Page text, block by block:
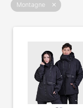
Montagne close